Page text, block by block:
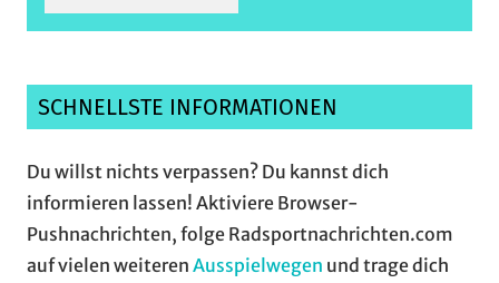
SCHNELLSTE INFORMATIONEN
Du willst nichts verpassen? Du kannst dich
informieren lassen! Aktiviere Browser-
Pushnachrichten, folge Radsportnachrichten.com
auf vielen weiteren Ausspielwegen und trage dich